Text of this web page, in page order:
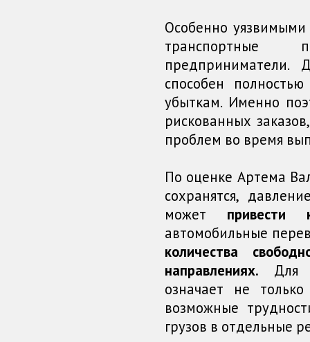
Особенно
транспортные
способен
убыткам. Именно
рискованных
проблем во время
По оценке Артема
сохранятся,
может привести
автомобильные
количества
направлениях. Для
означает не
возможные
грузов в отдельные